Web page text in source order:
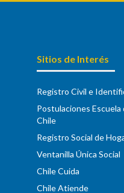
Sitios de Interés
Registro Civil e
Postulaciones
Chile
Registro Social de
Ventanilla Única Social
Chile Cuida
Chile Atiende